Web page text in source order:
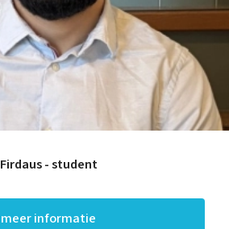
Firdaus - student
meer informatie